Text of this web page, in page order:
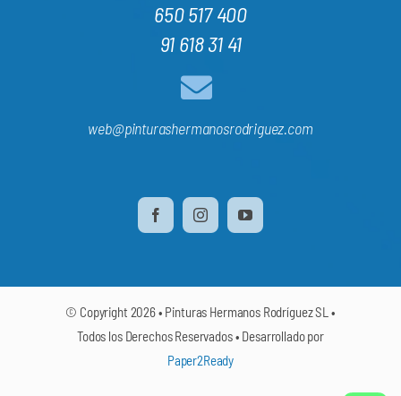
650 517 400
91 618 31 41
web@pinturashermanosrodriguez.com
© Copyright 2026 • Pinturas Hermanos Rodríguez SL •
Todos los Derechos Reservados • Desarrollado por
Paper2Ready